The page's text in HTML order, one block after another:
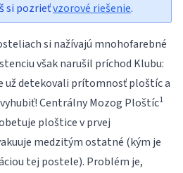
si pozrieťvzorové riešenie.
si nažívajú mnohofarebné
však narušil príchod Klubu:
už detekovali prítomnosť ploštíc a
Centrálny Mozog Ploštíc1
ploštice v prvej
medzitým ostatné (kým je
tej postele). Problém je,